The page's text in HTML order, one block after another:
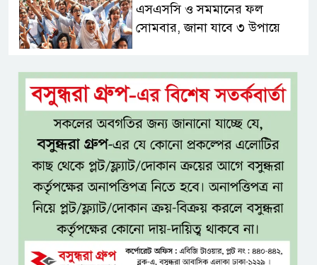
এসএসসি ও সমমানের ফল
সোমবার, জানা যাবে ৩ উপায়ে
একই খাটে মা-ছেলের লাশ, শিশুর
হাত-পা বাঁধা—যশোরে রহস্যজনক
মৃত্যু
মাকে খুঁজতে এসে মিলল পলিথিনে
মোড়ানো মরদেহ, মেলেনি মাথা ও
পা
কম বয়সেই বন্ধ্যাত্বের ঝুঁকি?
নারীদের ৩ লক্ষণে সতর্ক হওয়ার
পরামর্শ